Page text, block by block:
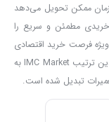
زمان ممکن تحویل می‌دهد
خریدی مطمئن و سریع را
فرصت خرید اقتصادی
از محصولات باکیفیت را به مشتریان ارائه می‌کنند و بدین ترتیب IMC Market به
تبدیل شده است.